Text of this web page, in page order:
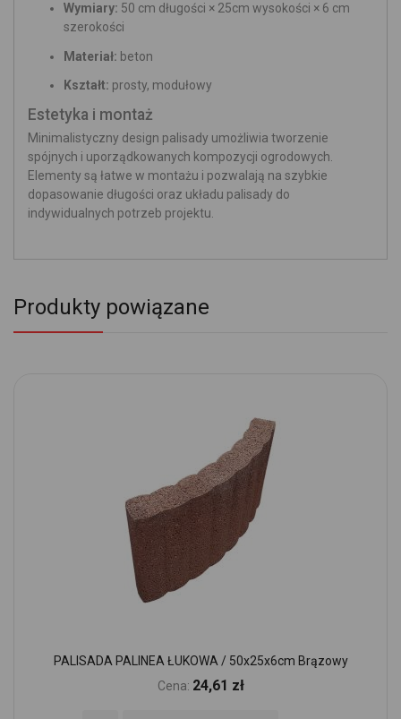
Wymiary: 50 cm długości × 25cm wysokości × 6 cm
szerokości
Materiał: beton
Kształt: prosty, modułowy
Estetyka i montaż
Minimalistyczny design palisady umożliwia tworzenie
spójnych i uporządkowanych kompozycji ogrodowych.
Elementy są łatwe w montażu i pozwalają na szybkie
dopasowanie długości oraz układu palisady do
indywidualnych potrzeb projektu.
Produkty powiązane
PALISADA PALINEA ŁUKOWA / 50x25x6cm Brązowy
Cena: 24,61 zł